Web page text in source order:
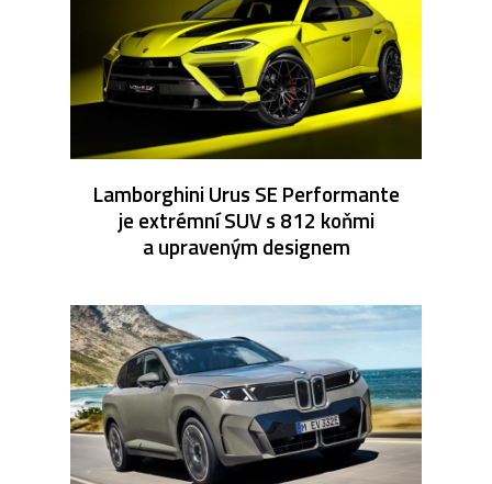
Lamborghini Urus SE Performante
je extrémní SUV s 812 koňmi
a upraveným designem